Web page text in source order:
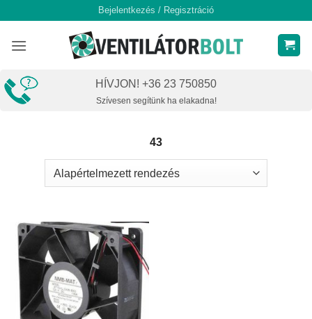
content
Bejelentkezés / Regisztráció
HÍVJON! +36 23 750850
Szívesen segítünk ha elakadna!
43